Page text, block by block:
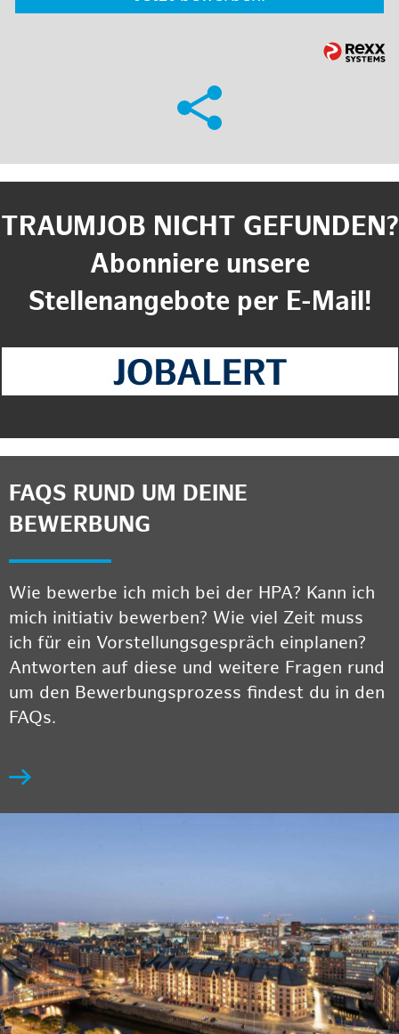
TRAUMJOB NICHT GEFUNDEN?
Abonniere unsere
Stellenangebote per E-Mail!
FAQS RUND UM DEINE
BEWERBUNG
Wie bewerbe ich mich bei der HPA? Kann ich
mich initiativ bewerben? Wie viel Zeit muss
ich für ein Vorstellungsgespräch einplanen?
Antworten auf diese und weitere Fragen rund
um den Bewerbungsprozess findest du in den
FAQs.